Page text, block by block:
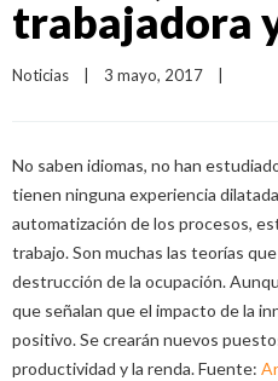
trabajadora
Noticias 3 mayo, 2017
No saben idiomas, no han
tienen ninguna experiencia
automatización de los procesos,
trabajo. Son muchas las teorías
destrucción de la ocupación.
que señalan que el impacto de la
positivo. Se crearán nuevos
productividad y la renda. Fuente: